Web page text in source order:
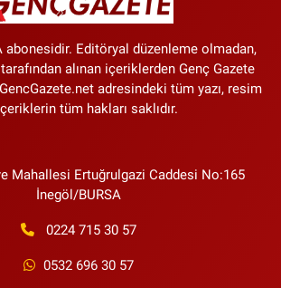
abonesidir. Editöryal düzenleme olmadan,
alınan içeriklerden Genç Gazete
adresindeki tüm yazı, resim
tüm hakları saklıdır.
Mahallesi Ertuğrulgazi Caddesi No:165
İnegöl/BURSA
0224 715 30 57
0532 696 30 57